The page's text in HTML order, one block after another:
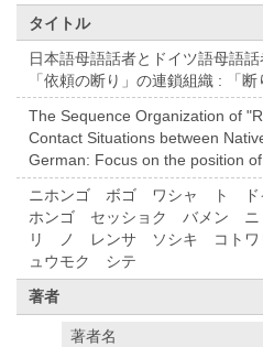
タイトル
日本語母語話者とドイツ語母語
「依頼の断り」の連鎖組織 : 「
The Sequence Organization of
Contact Situations between
German: Focus on the position
ニホンゴ ボゴ ワシャ ト
ホンゴ セッショク バメン
リ ノ レンサ ソシキ コト
ュウモク シテ
著者
著者名